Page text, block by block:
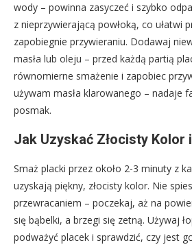
wody – powinna zasyczeć i szybko
z nieprzywierającą powłoką, co ułatwi
zapobiegnie przywieraniu. Dodawaj
masła lub oleju – przed każdą partią
równomierne smażenie i zapobiec
używam masła klarowanego – nadaje
posmak.
Jak Uzyskać Złocisty Kolor
Smaż placki przez około 2-3 minuty z
uzyskają piękny, złocisty kolor. Nie
przewracaniem – poczekaj, aż na
się bąbelki, a brzegi się zetną. Używaj
podważyć placek i sprawdzić, czy jest